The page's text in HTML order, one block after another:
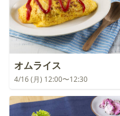
オムライス
4/16 (月) 12:00〜12:30